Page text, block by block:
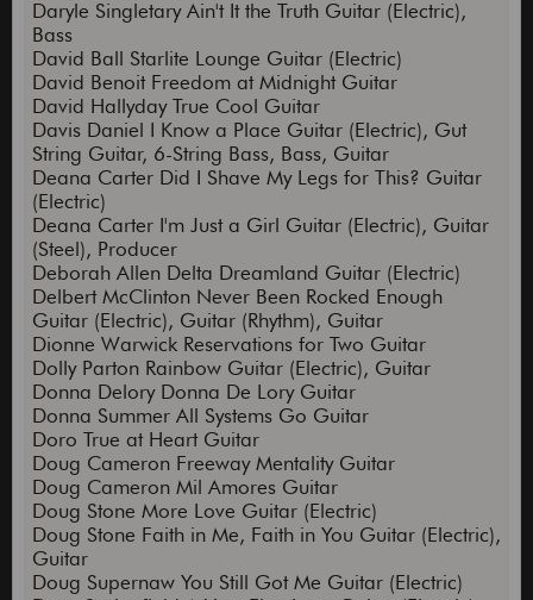
Daryle Singletary Ain't It the Truth Guitar (Electric),
Bass
David Ball Starlite Lounge Guitar (Electric)
David Benoit Freedom at Midnight Guitar
David Hallyday True Cool Guitar
Davis Daniel I Know a Place Guitar (Electric), Gut
String Guitar, 6-String Bass, Bass, Guitar
Deana Carter Did I Shave My Legs for This? Guitar
(Electric)
Deana Carter I'm Just a Girl Guitar (Electric), Guitar
(Steel), Producer
Deborah Allen Delta Dreamland Guitar (Electric)
Delbert McClinton Never Been Rocked Enough
Guitar (Electric), Guitar (Rhythm), Guitar
Dionne Warwick Reservations for Two Guitar
Dolly Parton Rainbow Guitar (Electric), Guitar
Donna Delory Donna De Lory Guitar
Donna Summer All Systems Go Guitar
Doro True at Heart Guitar
Doug Cameron Freeway Mentality Guitar
Doug Cameron Mil Amores Guitar
Doug Stone More Love Guitar (Electric)
Doug Stone Faith in Me, Faith in You Guitar (Electric),
Guitar
Doug Supernaw You Still Got Me Guitar (Electric)